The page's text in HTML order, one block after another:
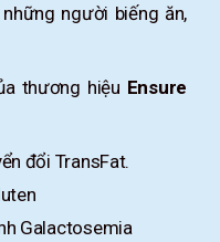
người biếng ăn,
thương hiệu Ensure
đổi TransFat.
Galactosemia